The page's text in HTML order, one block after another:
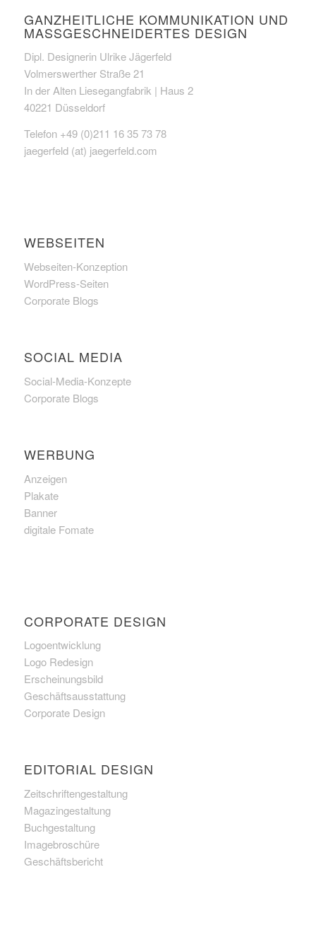
GANZHEITLICHE KOMMUNIKATION UND
MASSGESCHNEIDERTES DESIGN
Dipl. Designerin Ulrike Jägerfeld
Volmerswerther Straße 21
In der Alten Liesegangfabrik | Haus 2
40221 Düsseldorf
Telefon +49 (0)211 16 35 73 78
jaegerfeld (at) jaegerfeld.com
WEBSEITEN
Webseiten-Konzeption
WordPress-Seiten
Corporate Blogs
SOCIAL MEDIA
Social-Media-Konzepte
Corporate Blogs
WERBUNG
Anzeigen
Plakate
Banner
digitale Fomate
CORPORATE DESIGN
Logoentwicklung
Logo Redesign
Erscheinungsbild
Geschäftsausstattung
Corporate Design
EDITORIAL DESIGN
Zeitschriftengestaltung
Magazingestaltung
Buchgestaltung
Imagebroschüre
Geschäftsbericht